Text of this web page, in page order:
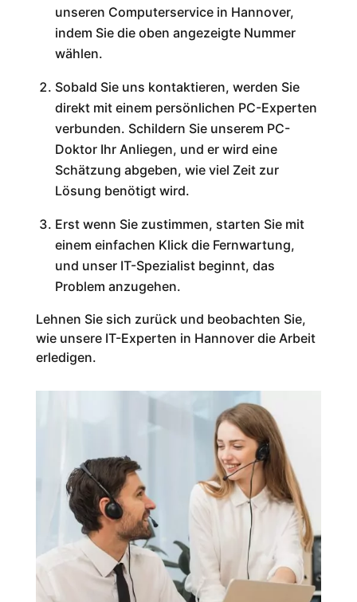
unseren Computerservice in Hannover,
indem Sie die oben angezeigte Nummer
wählen.
Sobald Sie uns kontaktieren, werden Sie
direkt mit einem persönlichen PC-Experten
verbunden. Schildern Sie unserem PC-
Doktor Ihr Anliegen, und er wird eine
Schätzung abgeben, wie viel Zeit zur
Lösung benötigt wird.
Erst wenn Sie zustimmen, starten Sie mit
einem einfachen Klick die Fernwartung,
und unser IT-Spezialist beginnt, das
Problem anzugehen.
Lehnen Sie sich zurück und beobachten Sie,
wie unsere IT-Experten in Hannover die Arbeit
erledigen.